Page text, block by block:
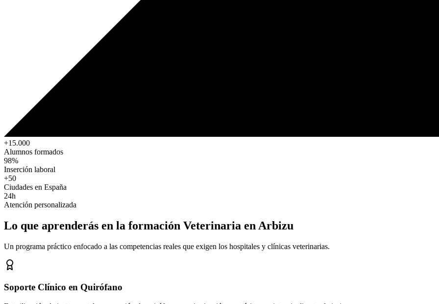
+15.000
Alumnos formados
98%
Inserción laboral
+50
Ciudades en España
24h
Atención personalizada
Lo que aprenderás en la formación Veterinaria en Arbizu
Un programa práctico enfocado a las competencias reales que exigen los hospitales y clínicas veterinarias.
Soporte Clínico en Quirófano